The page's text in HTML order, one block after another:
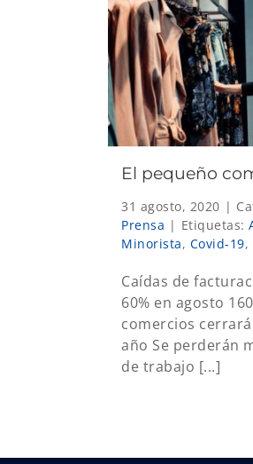
El pequeño
31 agosto, 2020 |
Prensa | Etiquetas:
Minorista, Covid-19,
Caídas de
60% en agosto
comercios
año Se perderán
de trabajo [...]